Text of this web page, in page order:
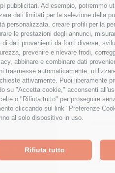
pubblicitari. Ad esempio, potremmo
dati limitati per la selezione della
personalizzata, creare profili per la
le prestazioni degli annunci,
dati provenienti da fonti diverse,
prevenire e rilevare frodi,
abbinare e combinare dati
trasmesse automaticamente,
attivamente. Puoi liberamente
su "Accetta cookie," acconsenti
o "Rifiuta tutto" per proseguire
cliccando sul link "Preferenze
al solo dispositivo in uso.
Rifiuta tutto
Work-
Stack